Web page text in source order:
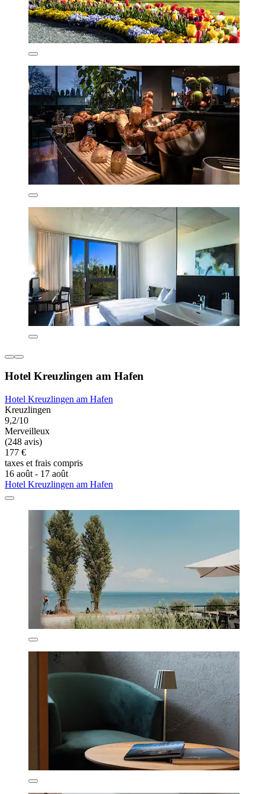
Hotel Kreuzlingen am Hafen
Hotel Kreuzlingen am Hafen
Kreuzlingen
9,2/10
Merveilleux
(248 avis)
177 €
taxes et frais compris
16 août - 17 août
Hotel Kreuzlingen am Hafen